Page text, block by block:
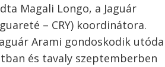
Magali Longo, a Jaguár
– CRY) koordinátora.
Arami gondoskodik
és tavaly szeptemberben